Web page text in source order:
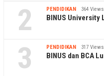
2 PENDIDIKAN 364 Views
BINUS University
3 PENDIDIKAN 317 Views
BINUS dan BCA